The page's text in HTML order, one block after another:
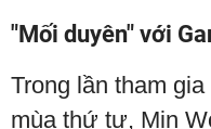
"Mối duyên" với
Trong lần tham
mùa thứ tư, Min